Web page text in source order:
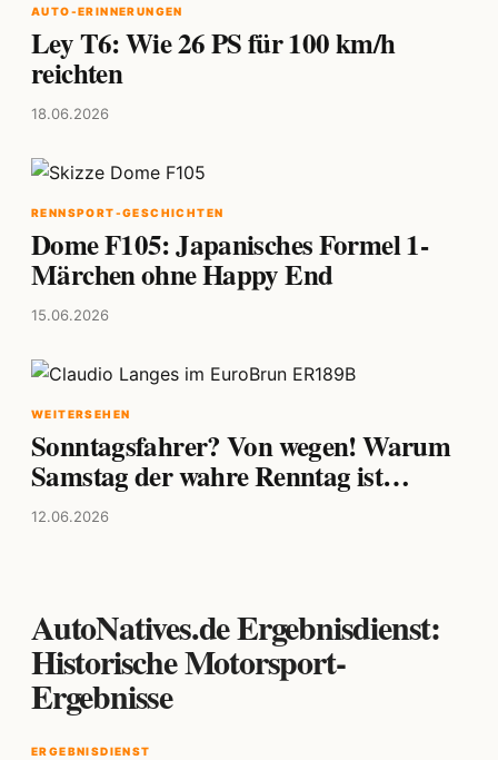
AUTO-ERINNERUNGEN
Ley T6: Wie 26 PS für 100 km/h
reichten
18.06.2026
RENNSPORT-GESCHICHTEN
Dome F105: Japanisches Formel 1-
Märchen ohne Happy End
15.06.2026
WEITERSEHEN
Sonntagsfahrer? Von wegen! Warum
Samstag der wahre Renntag ist…
12.06.2026
AutoNatives.de Ergebnisdienst:
Historische Motorsport-
Ergebnisse
ERGEBNISDIENST